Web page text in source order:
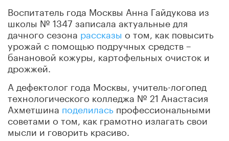
Воспитатель года Москвы Анна Гайдукова из
школы № 1347 записала актуальные для
дачного сезона рассказы о том, как повысить
урожай с помощью подручных средств –
банановой кожуры, картофельных очисток и
дрожжей.
А дефектолог года Москвы, учитель-логопед
технологического колледжа № 21 Анастасия
Ахметшина поделилась профессиональными
советами о том, как грамотно излагать свои
мысли и говорить красиво.